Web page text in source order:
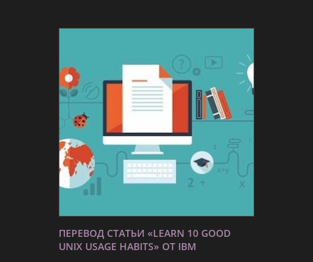
ПЕРЕВОД СТАТЬИ «LEARN 10 GOOD
UNIX USAGE HABITS» ОТ IBM